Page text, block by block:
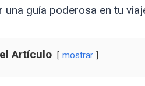
una guía poderosa en tu
Artículo mostrar